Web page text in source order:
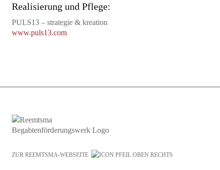
Realisierung und Pflege:
PULS13 – strategie & kreation
www.puls13.com
ZUR REEMTSMA-WEBSEITE